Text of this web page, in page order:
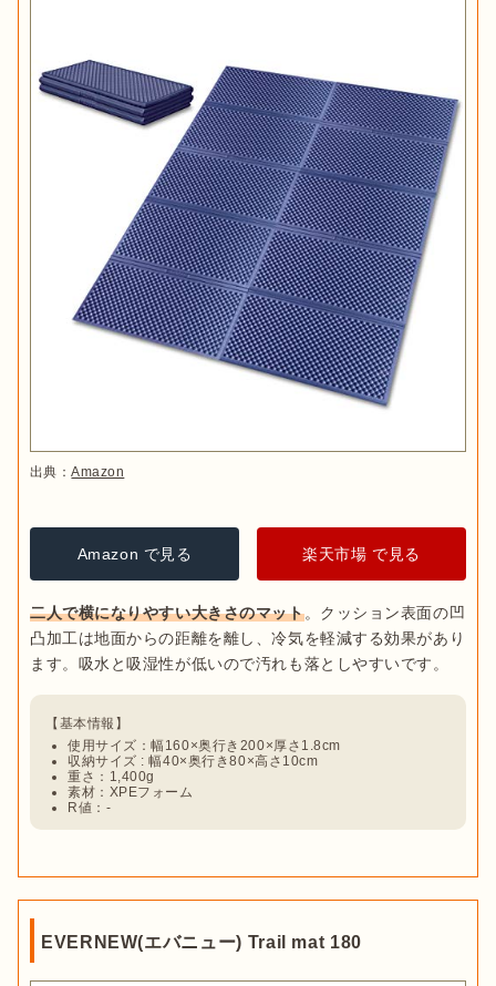
出典：Amazon
Amazon で見る 楽天市場 で見る
二人で横になりやすい大きさのマット。クッション表面の凹
凸加工は地面からの距離を離し、冷気を軽減する効果があり
使用サイズ：幅160×奥行き200×厚さ1.8cm
収納サイズ : 幅40×奥行き80×高さ10cm
重さ：1,400g
素材：XPEフォーム
R値：-
EVERNEW(エバニュー) Trail mat 180